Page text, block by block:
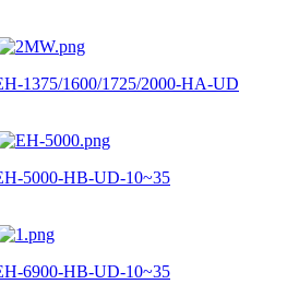
1375/1600/1725/2000-HA-UD
5000-HB-UD-10~35
6900-HB-UD-10~35